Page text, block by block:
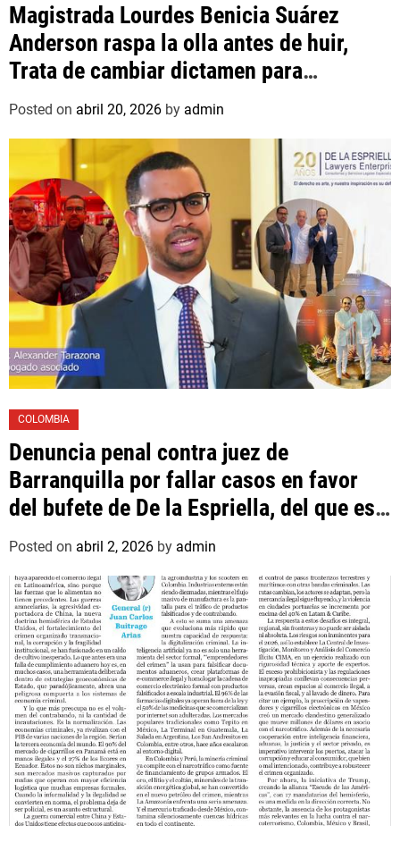
Magistrada Lourdes Benicia Suárez
Anderson raspa la olla antes de huir,
Trata de cambiar dictamen para
favorecer a mafioso que René Díaz
Toledo, expropietario de «Superautos
Las Mercedes»
Posted on abril 20, 2026 by admin
COLOMBIA
Denuncia penal contra juez de
Barranquilla por fallar casos en favor
del bufete de De la Espriella, del que es
asociado un hijo suyo
Posted on abril 2, 2026 by admin